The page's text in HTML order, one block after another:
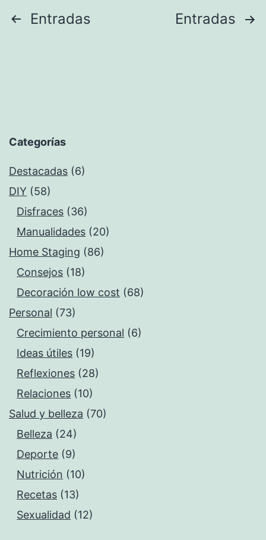
Paginación
Entradas Entradas
Categorías
Destacadas (6)
DIY (58)
Disfraces (36)
Manualidades (20)
Home Staging (86)
Consejos (18)
Decoración low cost (68)
Personal (73)
Crecimiento personal (6)
Ideas útiles (19)
Reflexiones (28)
Relaciones (10)
Salud y belleza (70)
Belleza (24)
Deporte (9)
Nutrición (10)
Recetas (13)
Sexualidad (12)